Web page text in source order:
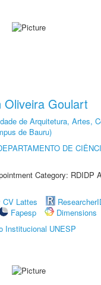
Oliveira Goulart
de Arquitetura, Artes,
de Bauru)
DE
Category: RDIDP
CV Lattes
Fapesp
Dimensions
Institucional UNESP